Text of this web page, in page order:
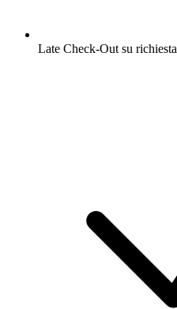
Late Check-Out su richiesta